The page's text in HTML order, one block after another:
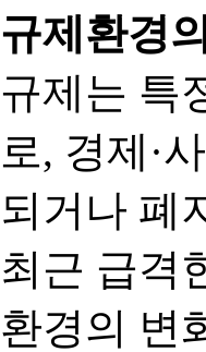
규제환경
규제는 특
로, 경제·
되거나 폐
최근 급격
환경의 변